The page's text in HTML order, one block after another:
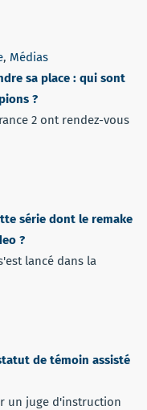
, Médias
sa place : qui sont
?
2 ont rendez-vous
série dont le remake
?
lancé dans la
de témoin assisté
un juge d'instruction